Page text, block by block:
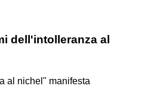
dell'intolleranza al
al nichel" manifesta